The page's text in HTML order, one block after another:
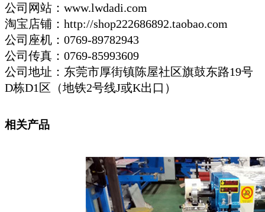
公司网站：www.lwdadi.com
淘宝店铺：http://shop222686892.taobao.com
公司座机：0769-89782943
公司传真：0769-85993609
公司地址：东莞市厚街镇陈屋社区旗鼓东路19号
D栋D1区（地铁2号线J或K出口）
相关产品